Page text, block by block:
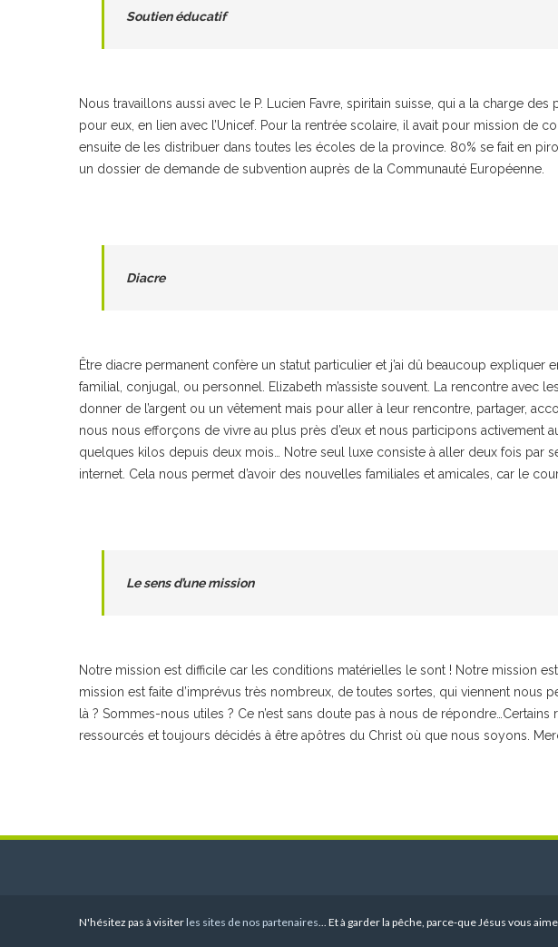
Soutien éducatif
Nous travaillons aussi avec le P. Lucien Favre, spiritain suisse, qui a la charge
pour eux, en lien avec l’Unicef. Pour la rentrée scolaire, il avait pour mission de
ensuite de les distribuer dans toutes les écoles de la province. 80% se fait en
un dossier de demande de subvention auprès de la Communauté Européenne.
Diacre
Être diacre permanent confère un statut particulier et j’ai dû beaucoup
familial, conjugal, ou personnel. Elizabeth m’assiste souvent. La rencontre avec
donner de l’argent ou un vêtement mais pour aller à leur rencontre, partager,
nous nous efforçons de vivre au plus près d’eux et nous participons activement
quelques kilos depuis deux mois… Notre seul luxe consiste à aller deux fois par
internet. Cela nous permet d’avoir des nouvelles familiales et amicales, car le
Le sens d’une mission
Notre mission est difficile car les conditions matérielles le sont ! Notre mission
mission est faite d’imprévus très nombreux, de toutes sortes, qui viennent nous
là ? Sommes-nous utiles ? Ce n’est sans doute pas à nous de
ressourcés et toujours décidés à être apôtres du Christ où que nous soyons.
N'hésitez pas à visiterles sites de nos partenaires... Et à garder la pêche, parce-que Jésus vous